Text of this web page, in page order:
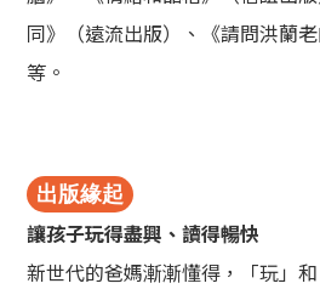
同》（遠流出版）、《請問洪蘭老
等。
出版緣起
讓孩子玩得盡興、讀得暢快
新世代的爸媽漸漸懂得，「玩」